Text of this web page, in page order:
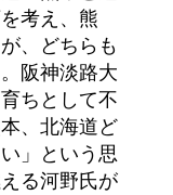
考え、熊
、どちらも
阪神淡路大
ちとして不
、北海道ど
」という思
る河野氏が